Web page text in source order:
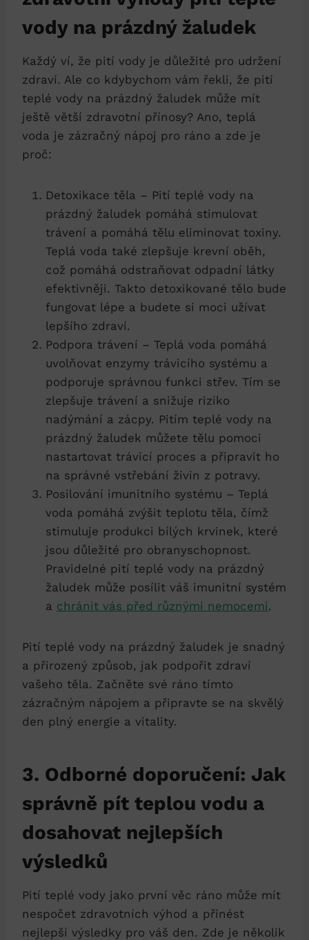
vody na prázdný žaludek
Každý ví, že pití vody je důležité pro udržení
zdraví. Ale co kdybychom vám řekli, že pití
teplé vody na prázdný žaludek může mít
ještě větší zdravotní přínosy? Ano, teplá
voda je zázračný nápoj pro ráno a zde je
proč:
Detoxikace těla – Pití teplé vody na
prázdný žaludek pomáhá stimulovat
trávení a pomáhá tělu eliminovat toxiny.
Teplá voda také zlepšuje krevní oběh,
což pomáhá odstraňovat odpadní látky
efektivněji. Takto detoxikované tělo bude
fungovat lépe a budete si moci užívat
lepšího zdraví.
Podpora trávení – Teplá voda pomáhá
uvolňovat enzymy trávicího systému a
podporuje správnou funkci střev. Tím se
zlepšuje trávení a snižuje riziko
nadýmání a zácpy. Pitím teplé vody na
prázdný žaludek můžete tělu pomoci
nastartovat trávicí proces a připravit ho
na správné vstřebání živin z potravy.
Posilování imunitního systému – Teplá
voda pomáhá zvýšit teplotu těla, čímž
stimuluje produkci bílých krvinek, které
jsou důležité pro obranyschopnost.
Pravidelné pití teplé vody na prázdný
žaludek může posílit váš imunitní systém
a chránit vás před různými nemocemi.
Pití teplé vody na prázdný žaludek je snadný
a přirozený způsob, jak podpořit zdraví
vašeho těla. Začněte své ráno tímto
zázračným nápojem a připravte se na skvělý
den plný energie a vitality.
3. Odborné doporučení: Jak
správně pít teplou vodu a
dosahovat nejlepších
výsledků
Pití teplé vody jako první věc ráno může mít
nespočet zdravotních výhod a přinést
nejlepší výsledky pro váš den. Zde je několik